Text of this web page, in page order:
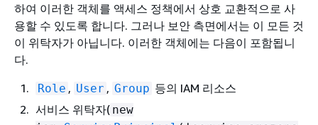
하여 이러한 객체를 액세스 정책에서 상호 교환적으로 사
용할 수 있도록 합니다. 그러나 보안 측면에서는 이 모든 것
이 위탁자가 아닙니다. 이러한 객체에는 다음이 포함됩니
다.
Role , User , Group 등의 IAM 리소스
서비스 위탁자( new